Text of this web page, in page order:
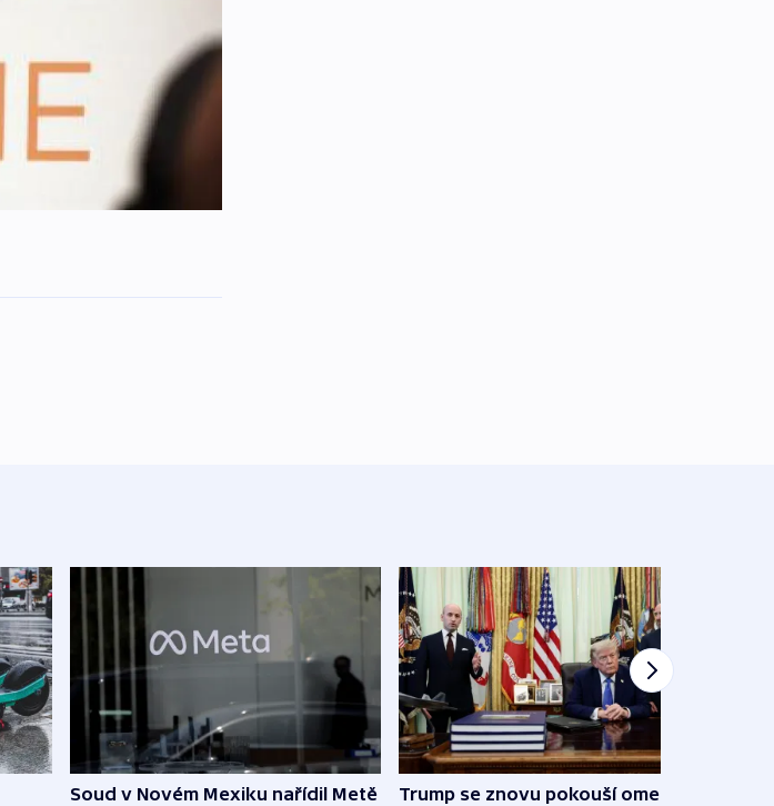
Soud v Novém Mexiku nařídil Metě Trump se znovu pokouší omezit